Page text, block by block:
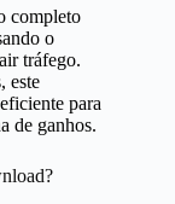
completo
o
tráfego.
este
para
de ganhos.